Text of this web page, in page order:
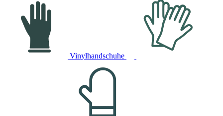
Vinylhandschuhe